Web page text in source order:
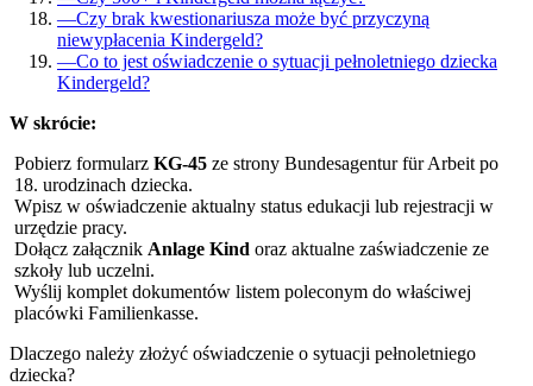
—Czy brak kwestionariusza może być przyczyną
niewypłacenia Kindergeld?
—Co to jest oświadczenie o sytuacji pełnoletniego dziecka
Kindergeld?
W skrócie:
Pobierz formularz KG-45 ze strony Bundesagentur für Arbeit po
18. urodzinach dziecka.
Wpisz w oświadczenie aktualny status edukacji lub rejestracji w
urzędzie pracy.
Dołącz załącznik Anlage Kind oraz aktualne zaświadczenie ze
szkoły lub uczelni.
Wyślij komplet dokumentów listem poleconym do właściwej
placówki Familienkasse.
Dlaczego należy złożyć oświadczenie o sytuacji pełnoletniego
dziecka?